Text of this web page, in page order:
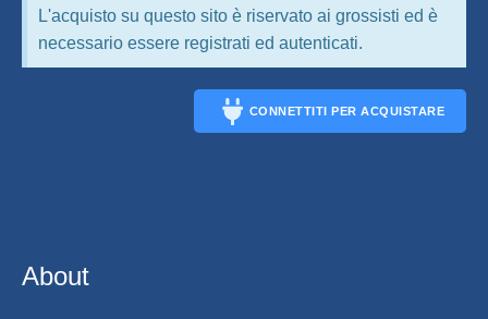
L'acquisto su questo sito è riservato ai grossisti ed è
necessario essere registrati ed autenticati.
CONNETTITI PER ACQUISTARE
About